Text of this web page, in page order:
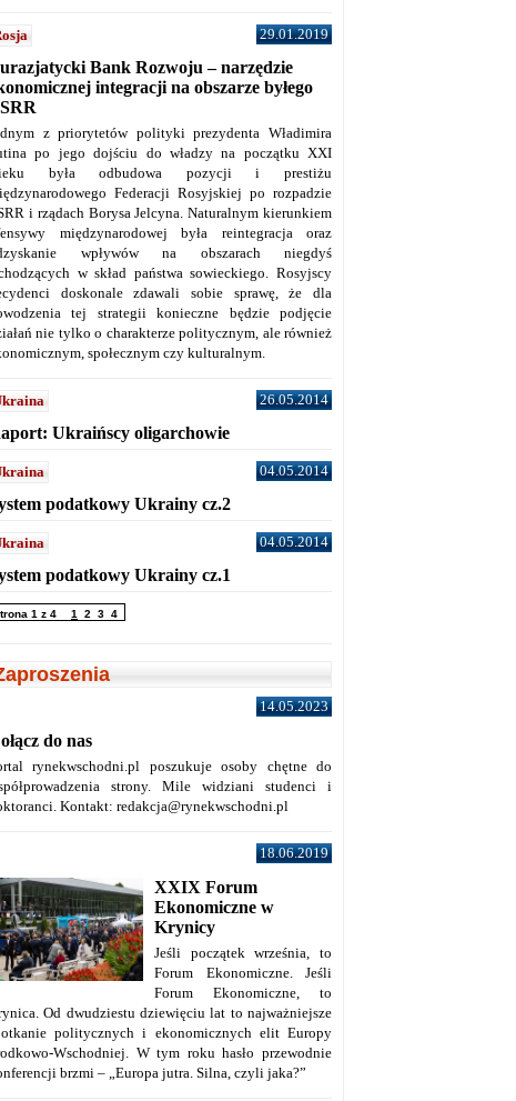
29.01.2019
Bank Rozwoju – narzędzie
integracji na obszarze byłego
z priorytetów polityki prezydenta Władimira
po jego dojściu do władzy na początku XXI
była odbudowa pozycji i prestiżu
Federacji Rosyjskiej po rozpadzie
i rządach Borysa Jelcyna. Naturalnym kierunkiem
międzynarodowej była reintegracja oraz
wpływów na obszarach niegdyś
w skład państwa sowieckiego. Rosyjscy
doskonale zdawali sobie sprawę, że dla
tej strategii konieczne będzie podjęcie
nie tylko o charakterze politycznym, ale również
społecznym czy kulturalnym.
26.05.2014
Ukraińscy oligarchowie
04.05.2014
podatkowy Ukrainy cz.2
04.05.2014
podatkowy Ukrainy cz.1
1 z 4 1 2 3 4
14.05.2023
do nas
rynekwschodni.pl poszukuje osoby chętne do
strony. Mile widziani studenci i
Kontakt: redakcja@rynekwschodni.pl
18.06.2019
XXIX Forum
Ekonomiczne w
Krynicy
Jeśli początek września, to
Forum Ekonomiczne. Jeśli
Forum Ekonomiczne, to
Od dwudziestu dziewięciu lat to najważniejsze
politycznych i ekonomicznych elit Europy
Wschodniej. W tym roku hasło przewodnie
brzmi – „Europa jutra. Silna, czyli jaka?”